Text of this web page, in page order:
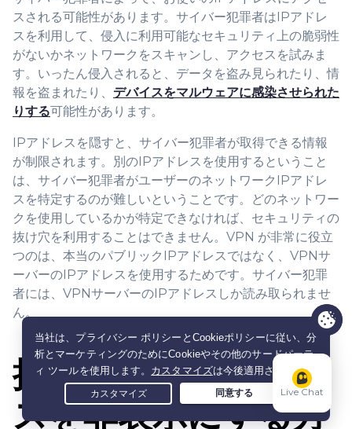
スされる可能性があります。サイバー犯罪者はIPアドレ
スを利用して、侵入に利用可能なセキュリティ上の脆弱性
がないかネットワークをスキャンし、アクセスを試みま
す。いったん侵入されると、データを盗み見られたり、情
報を盗まれたり、 デバイスをマルウェアに感染させられた
りする可能性があります。
IPアドレスを隠すと、サイバー犯罪者が取得できる情報
が制限されます。別のIPアドレスを使用するということ
は、サイバー犯罪者がユーザーのネットワークIPアドレ
スを特定するのが難しいということです。どのネットワー
クを使用しているかが特定できなければ、セキュリティの
抜け穴を利用することはできません。VPN が非常に役立
つのは、本当のパブリックIPアドレスではなく、VPNサ
ーバーのIPアドレスを使用するためです。サイバー犯罪
者には、VPNサーバーのIPアドレスしか読み取られませ
ん。
携帯電話のIPアドレ
スを非表示にする方
Live Chat